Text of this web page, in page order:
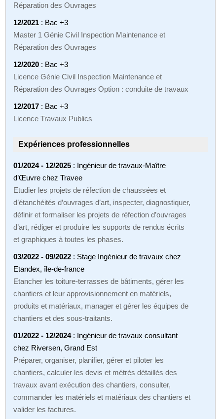
Réparation des Ouvrages
12/2021 : Bac +3
Master 1 Génie Civil Inspection Maintenance et
Réparation des Ouvrages
12/2020 : Bac +3
Licence Génie Civil Inspection Maintenance et
Réparation des Ouvrages Option : conduite de travaux
12/2017 : Bac +3
Licence Travaux Publics
Expériences professionnelles
01/2024 - 12/2025 : Ingénieur de travaux-Maître
d’Œuvre chez Travee
Etudier les projets de réfection de chaussées et
d’étanchéités d’ouvrages d’art, inspecter, diagnostiquer,
définir et formaliser les projets de réfection d’ouvrages
d’art, rédiger et produire les supports de rendus écrits
et graphiques à toutes les phases.
03/2022 - 09/2022 : Stage Ingénieur de travaux chez
Etandex, île-de-france
Etancher les toiture-terrasses de bâtiments, gérer les
chantiers et leur approvisionnement en matériels,
produits et matériaux, manager et gérer les équipes de
chantiers et des sous-traitants.
01/2022 - 12/2024: Ingénieur de travaux consultant
chez Riversen, Grand Est
Préparer, organiser, planifier, gérer et piloter les
chantiers, calculer les devis et métrés détaillés des
travaux avant exécution des chantiers, consulter,
commander les matériels et matériaux des chantiers et
valider les factures.